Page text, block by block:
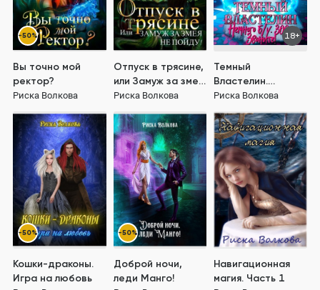
-50%
Вы точно мой
ректор?
Риска Волкова
Отпуск в трясине,
или Замуж за змея
не пойду!
Риска Волкова
18+
Темный
Властелин.
Немного б/у. 300р.
Звоните!
Риска Волкова
-50%
Кошки-драконы.
Игра на любовь
-50%
Доброй ночи,
леди Манго!
Навигационная
магия. Часть 1